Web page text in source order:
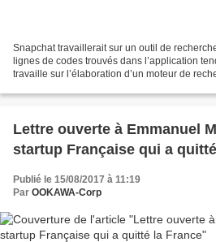
Snapchat travaillerait sur un outil de
lignes de codes trouvés dans l’application
travaille sur l’élaboration d’un moteur de
Lettre ouverte à Emmanuel
startup Française qui a
Publié le 15/08/2017 à 11:19
Par OOKAWA-Corp